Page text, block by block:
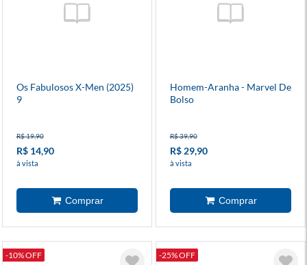
Os Fabulosos X-Men (2025)
9
R$ 19,90
R$ 14,90
à vista
Homem-Aranha - Marvel De
Bolso
R$ 39,90
R$ 29,90
à vista
-10% OFF -25% OFF